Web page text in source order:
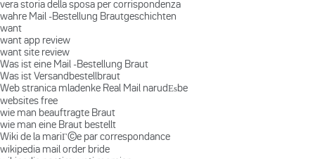
vera storia della sposa per corrispondenza
wahre Mail -Bestellung Brautgeschichten
want
want app review
want site review
Was ist eine Mail -Bestellung Braut
Was ist Versandbestellbraut
Web stranica mladenke Real Mail narudЕѕbe
websites free
wie man beauftragte Braut
wie man eine Braut bestellt
Wiki de la mariГ©e par correspondance
wikipedia mail order bride